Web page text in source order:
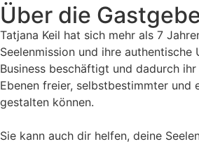
Über die
Tatjana Keil hat sich mehr als 7
Seelenmission und ihre authentische
Business beschäftigt und dadurch
Ebenen freier, selbstbestimmter und
gestalten können.
Sie kann auch dir helfen, deine